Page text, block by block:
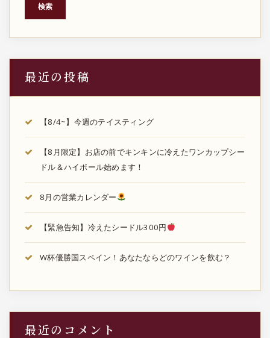
検索
最近の投稿
【8/4~】今週のテイスティング
【8月限定】お店の前でキンキンに冷えたワンカップシー
ドル＆ハイボール始めます！
8月の営業カレンダー
【緊急告知】冷えたシードル300円
W杯優勝国スペイン！あなたならどのワインを飲む？
最近のコメント